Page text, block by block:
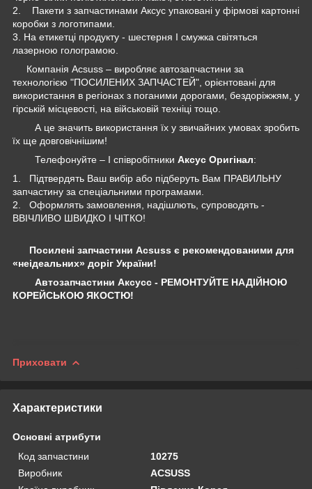
2. Пакети з запчастинами Аксус упаковані у фірмові картонні
коробки з логотипами.
3. На етикетці продукту - шестерня І смужка світяться
лазерною голограмою.
Компанія Acsuss – виробляє автозапчастини за
технологією "ПОСИЛЕНИХ ЗАПЧАСТЕЙ", орієнтовані для
використання в регіонах з поганими дорогами, бездоріжжям, у
гірській місцевості, на військовій техніці тощо.
А це значить використання їх у звичайних умовах зробить
їх ще довговічнішим!
Телефонуйте – І співробітники Аксус Оригінал:
1. Підтвердять Ваш вибір або підберуть Вам ПРАВИЛЬНУ
запчастину за спеціальними програмами.
2. Оформлять замовлення, надішлють, супроводять -
ВВІЧЛИВО ШВИДКО І ЧІТКО!
Посилені запчастини Acsuss є рекомендованими для
«неідеальних» доріг України!
Автозапчастини Аксусс - РЕМОНТУЙТЕ НАДІЙНОЮ
КОРЕЙСЬКОЮ ЯКОСТЮ!
Приховати
Характеристики
Основні атрибути
Код запчастини
10275
Виробник
ACSUSS